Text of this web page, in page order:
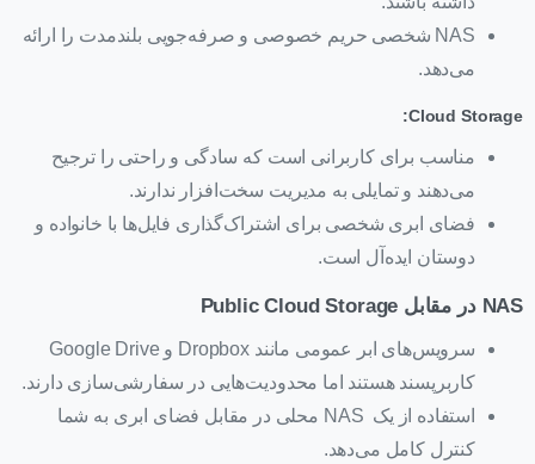
NAS شخصی حریم خصوصی و صرفه‌جویی بلندمدت را ارائه
می‌دهد.
Cloud Storage:
مناسب برای کاربرانی است که سادگی و راحتی را ترجیح
می‌دهند و تمایلی به مدیریت سخت‌افزار ندارند.
فضای ابری شخصی برای اشتراک‌گذاری فایل‌ها با خانواده و
دوستان ایده‌آل است.
NAS در مقابل Public Cloud Storage
سرویس‌های ابر عمومی مانند Dropbox و Google Drive
کاربرپسند هستند اما محدودیت‌هایی در سفارشی‌سازی دارند.
استفاده از یک NAS محلی در مقابل فضای ابری به شما
کنترل کامل می‌دهد.